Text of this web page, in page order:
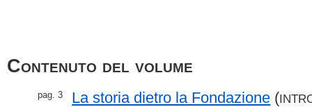
Contenuto del volume
pag. 3 La storia dietro la Fondazione (